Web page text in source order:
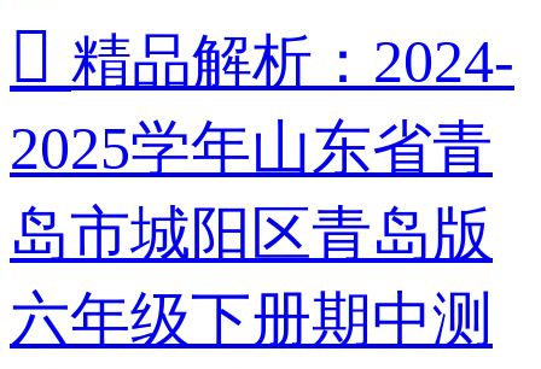
 精品解析：2024-
2025学年山东省青
岛市城阳区青岛版
六年级下册期中测